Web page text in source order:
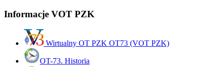
Informacje VOT PZK
Wirtualny OT PZK OT73 (VOT PZK)
OT-73. Historia